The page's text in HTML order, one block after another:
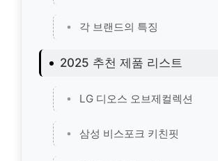
각 브랜드의 특징
2025 추천 제품 리스트
LG 디오스 오브제컬렉션
삼성 비스포크 키친핏